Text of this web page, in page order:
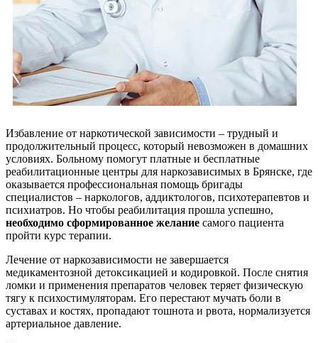
Избавление от наркотической зависимости – трудный и
продолжительный процесс, который невозможен в домашних
условиях. Больному помогут платные и бесплатные
реабилитационные центры для наркозависимых в Брянске, где
оказывается профессиональная помощь бригады
специалистов – наркологов, аддиктологов, психотерапевтов и
психиатров. Но чтобы реабилитация прошла успешно,
необходимо сформированное желание самого пациента
пройти курс терапии.
Лечение от наркозависимости не завершается
медикаментозной детоксикацией и кодировкой. После снятия
ломки и применения препаратов человек теряет физическую
тягу к психостимуляторам. Его перестают мучать боли в
суставах и костях, пропадают тошнота и рвота, нормализуется
артериальное давление.